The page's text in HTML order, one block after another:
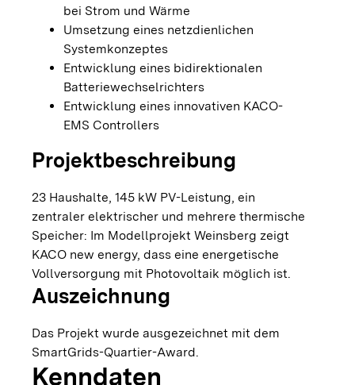
bei Strom und Wärme
Umsetzung eines netzdienlichen
Systemkonzeptes
Entwicklung eines bidirektionalen
Batteriewechselrichters
Entwicklung eines innovativen KACO-
EMS Controllers
Projektbeschreibung
23 Haushalte, 145 kW PV-Leistung, ein
zentraler elektrischer und mehrere thermische
Speicher: Im Modellprojekt Weinsberg zeigt
KACO new energy, dass eine energetische
Vollversorgung mit Photovoltaik möglich ist.
Auszeichnung
Das Projekt wurde ausgezeichnet mit dem
SmartGrids-Quartier-Award.
Kenndaten